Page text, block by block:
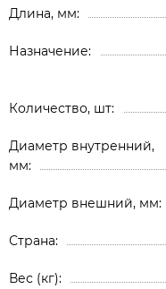
Длина, мм
Назначение
Количество, шт
Диаметр внутренний,
мм
Диаметр внешний, мм
Страна
Вес (кг)